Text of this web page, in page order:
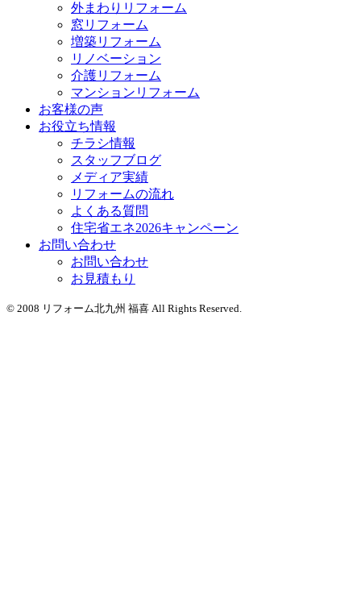
外まわりリフォーム
窓リフォーム
増築リフォーム
リノベーション
介護リフォーム
マンションリフォーム
お客様の声
お役立ち情報
チラシ情報
スタッフブログ
メディア実績
リフォームの流れ
よくある質問
住宅省エネ2026キャンペーン
お問い合わせ
お問い合わせ
お見積もり
© 2008 リフォーム北九州 福喜 All Rights Reserved.